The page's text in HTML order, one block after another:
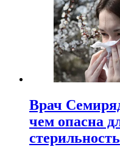
Врач
чем опасна
стерильность